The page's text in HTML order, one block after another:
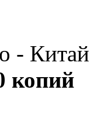
- Китай
копий